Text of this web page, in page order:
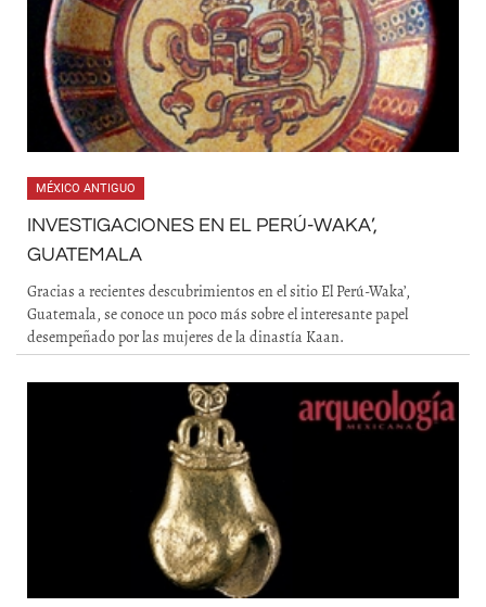
MÉXICO ANTIGUO
INVESTIGACIONES EN EL PERÚ-WAKA’,
GUATEMALA
Gracias a recientes descubrimientos en el sitio El Perú-Waka’,
Guatemala, se conoce un poco más sobre el interesante papel
desempeñado por las mujeres de la dinastía Kaan.